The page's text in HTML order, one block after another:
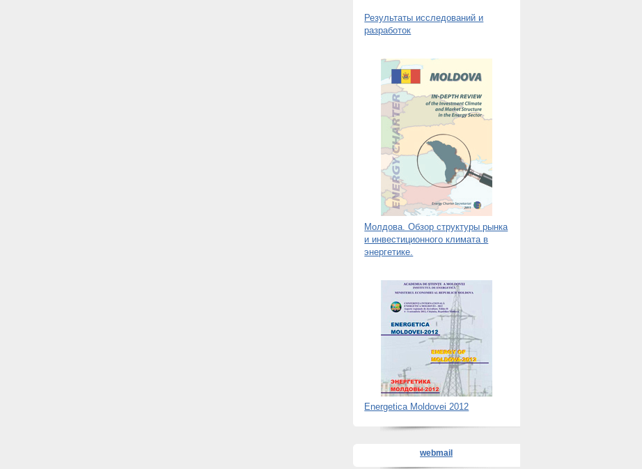
Результаты исследований и
разработок
Молдова. Обзор структуры рынка
и инвестиционного климата в
энергетике.
Energetica Moldovei 2012
webmail